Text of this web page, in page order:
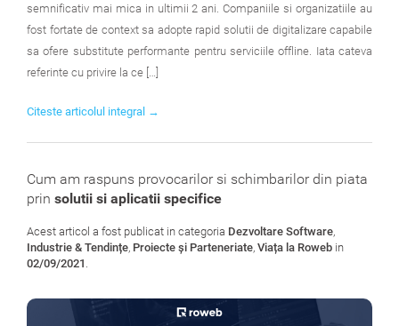
semnificativ mai mica in ultimii 2 ani. Companiile si organizatiile au
fost fortate de context sa adopte rapid solutii de digitalizare capabile
sa ofere substitute performante pentru serviciile offline. Iata cateva
referinte cu privire la ce […]
Citeste articolul integral →
Cum am raspuns provocarilor si schimbarilor din piata
prin solutii si aplicatii specifice
Acest articol a fost publicat in categoria Dezvoltare Software,
Industrie & Tendințe, Proiecte și Parteneriate, Viața la Roweb in
02/09/2021